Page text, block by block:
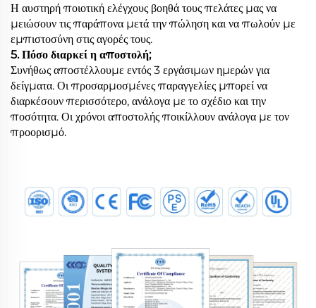
Η αυστηρή ποιοτική ελέγχους βοηθά τους πελάτες μας να
μειώσουν τις παράπονα μετά την πώληση και να πωλούν με
εμπιστοσύνη στις αγορές τους.
5. Πόσο διαρκεί η αποστολή;
Συνήθως αποστέλλουμε εντός 3 εργάσιμων ημερών για
δείγματα. Οι προσαρμοσμένες παραγγελίες μπορεί να
διαρκέσουν περισσότερο, ανάλογα με το σχέδιο και την
ποσότητα. Οι χρόνοι αποστολής ποικίλλουν ανάλογα με τον
προορισμό.